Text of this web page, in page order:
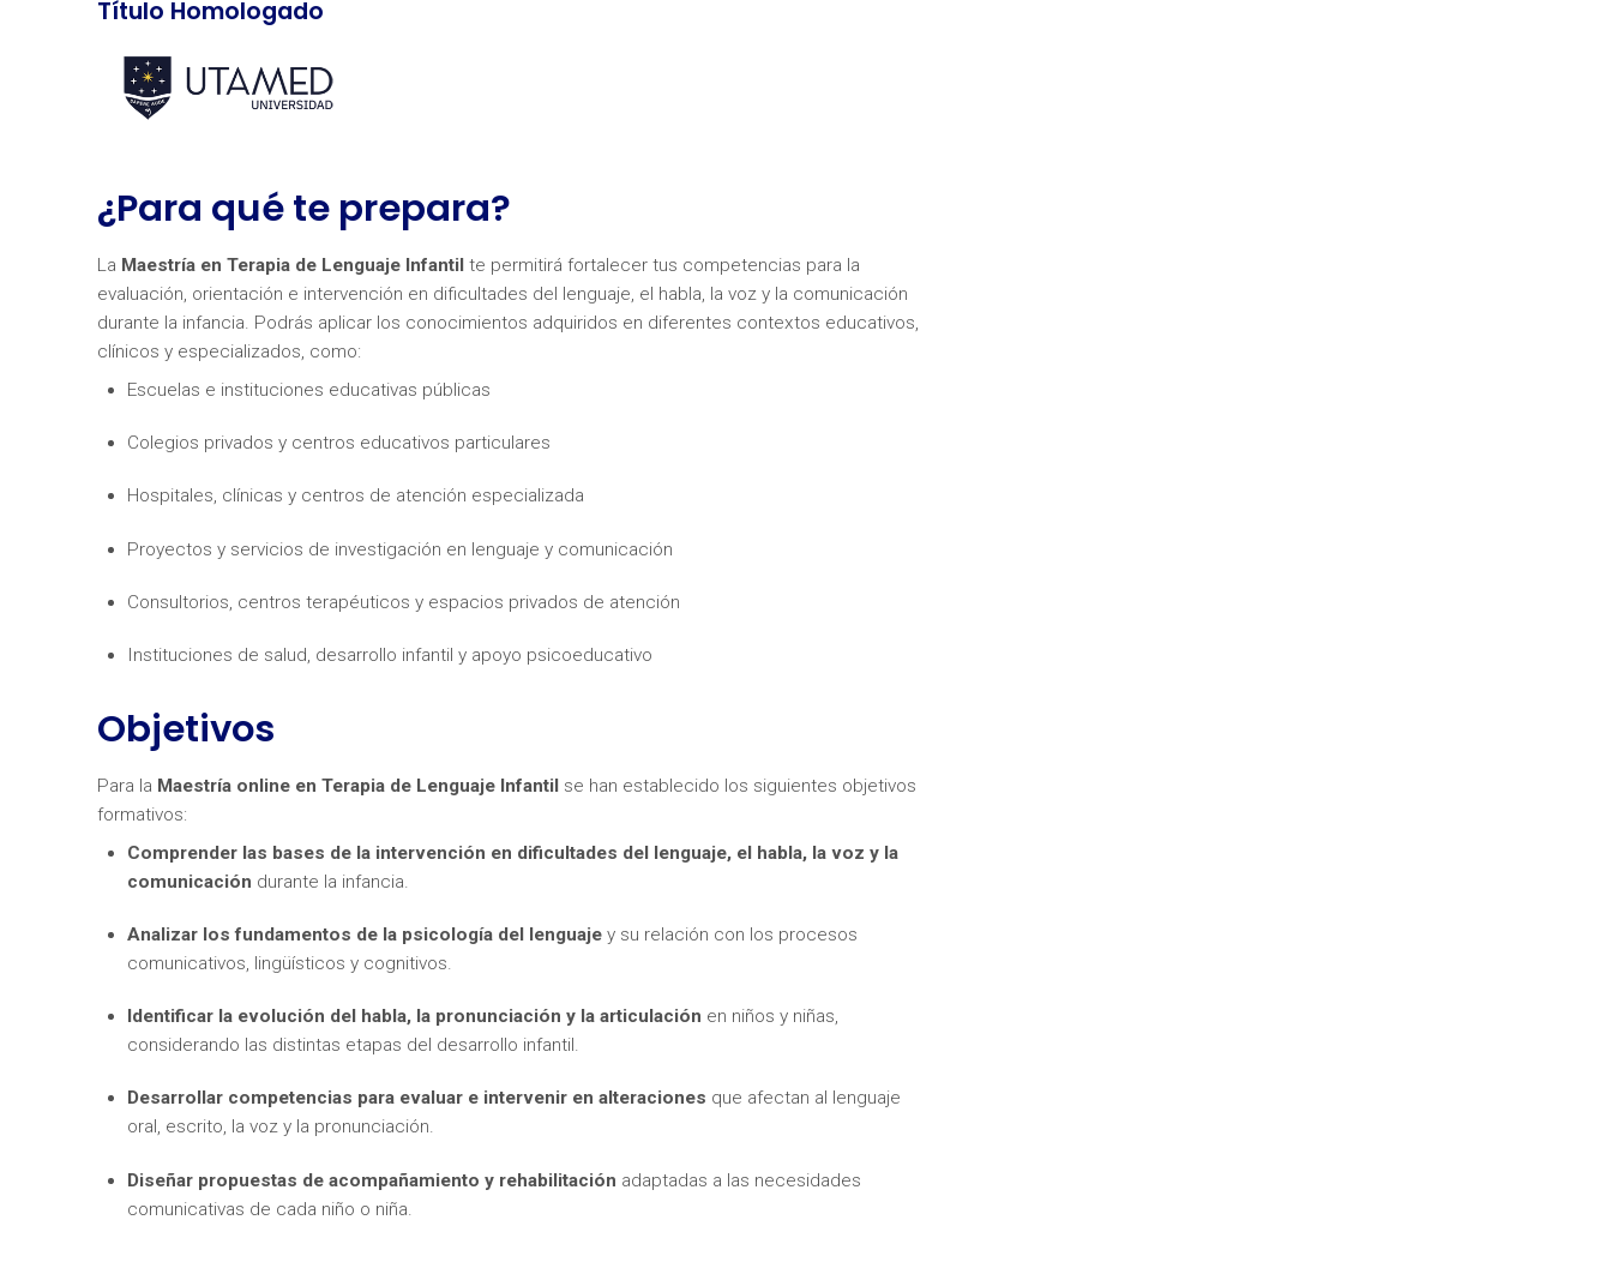
Título Homologado
¿Para qué te prepara?
La Maestríaen Terapia de Lenguaje Infantilte permitirá fortalecer tus competencias para la
evaluación, orientación e intervención en dificultades del lenguaje, el habla, la voz y la comunicación
durante la infancia. Podrás aplicar los conocimientos adquiridos en diferentes contextos educativos,
clínicos y especializados, como:
Escuelas e instituciones educativas públicas
Colegios privados y centros educativos particulares
Hospitales, clínicas y centros de atención especializada
Proyectos y servicios de investigación en lenguaje y comunicación
Consultorios, centros terapéuticos y espacios privados de atención
Instituciones de salud, desarrollo infantil y apoyo psicoeducativo
Objetivos
Para la Maestríaonline en Terapia de Lenguaje Infantilse han establecido los siguientes objetivos
formativos:
Comprender las bases de la intervención en dificultades del lenguaje, el habla, la voz y la
comunicación durante la infancia.
Analizar los fundamentos de la psicología del lenguaje y su relación con los procesos
comunicativos, lingüísticos y cognitivos.
Identificar la evolución del habla, la pronunciación y la articulación en niños y niñas,
considerando las distintas etapas del desarrollo infantil.
Desarrollar competencias para evaluar e intervenir en alteraciones que afectan al lenguaje
oral, escrito, la voz y la pronunciación.
Diseñar propuestas de acompañamiento y rehabilitación adaptadas a las necesidades
comunicativas de cada niño o niña.
¿Necesitas más información sobre un curso?